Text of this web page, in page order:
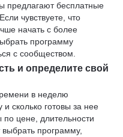
предлагают бесплатные
чувствуете, что
начать с более
программу
с сообществом.
и определите свой
в неделю
и сколько готовы за нее
по цене, длительности
программу,